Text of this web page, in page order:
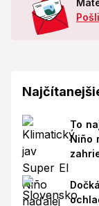
To
Niño